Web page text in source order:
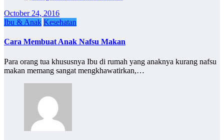
October 24, 2016
Ibu & Anak Kesehatan
Cara Membuat Anak Nafsu Makan
Para orang tua khususnya Ibu di rumah yang anaknya kurang nafsu
makan memang sangat mengkhawatirkan,…